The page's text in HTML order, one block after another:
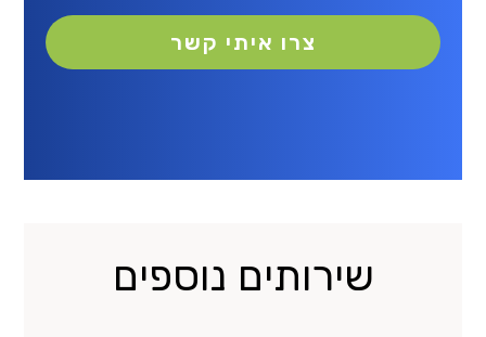
שירותים נוספים